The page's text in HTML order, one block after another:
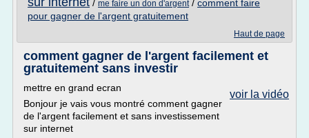
/ me faire un don d'argent/ comment faire
pour gagner de l'argent gratuitement
Haut de page
comment gagner de l'argent facilement et
gratuitement sans investir
voir la vidéo
mettre en grand ecran
Bonjour je vais vous montré comment gagner
de l'argent facilement et sans investissement
sur internet